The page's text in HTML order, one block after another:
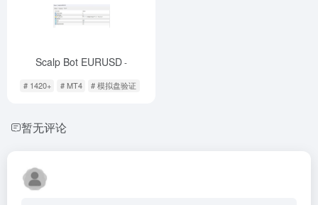
Scalp Bot EURUSD-
# 1420+ # MT4 # 模拟盘验证
暂无评论